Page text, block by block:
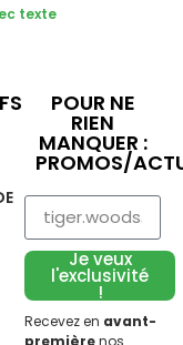
POUR NE
RIEN
MANQUER :
PROMOS/
Je veux
l'exclusivité
!
Recevez en avant-
premièrenos